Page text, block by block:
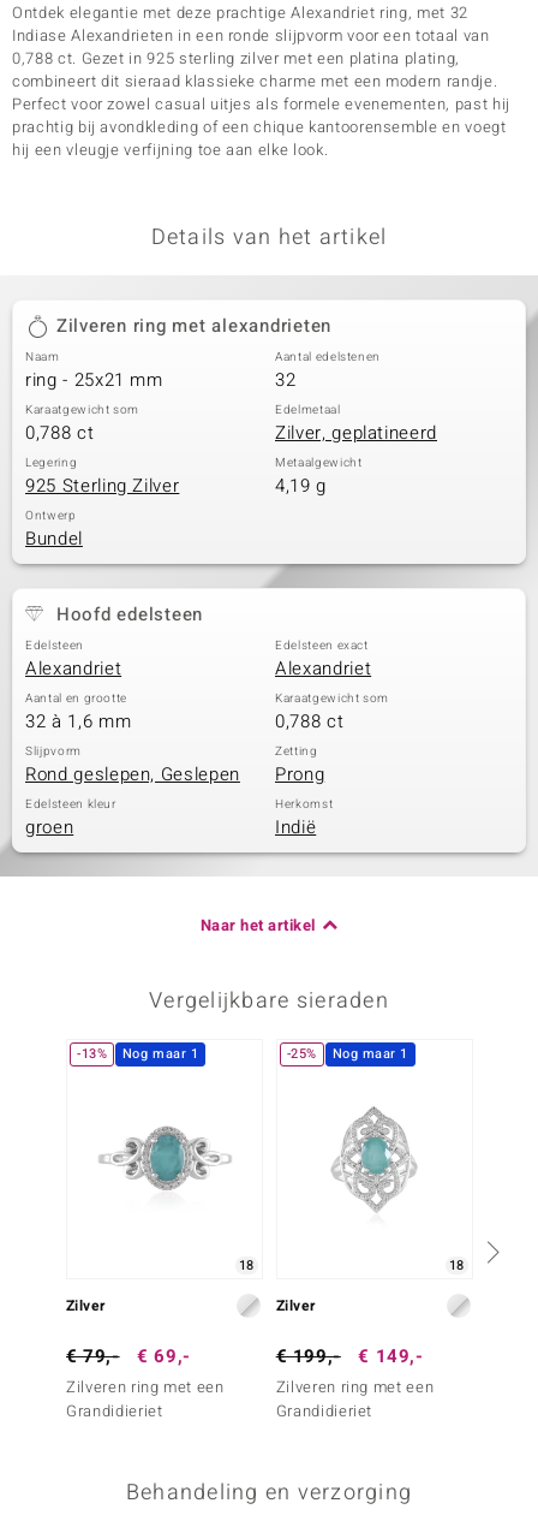
Ontdek elegantie met deze prachtige Alexandriet ring, met 32
Indiase Alexandrieten in een ronde slijpvorm voor een totaal van
0,788 ct. Gezet in 925 sterling zilver met een platina plating,
combineert dit sieraad klassieke charme met een modern randje.
Perfect voor zowel casual uitjes als formele evenementen, past hij
prachtig bij avondkleding of een chique kantoorensemble en voegt
hij een vleugje verfijning toe aan elke look.
Details van het artikel
Zilveren ring met alexandrieten
Naam
ring - 25x21 mm
Aantal edelstenen
32
Karaatgewicht som
0,788 ct
Edelmetaal
Zilver, geplatineerd
Legering
925 Sterling Zilver
Metaalgewicht
4,19 g
Ontwerp
Bundel
Hoofd edelsteen
Edelsteen
Alexandriet
Edelsteen exact
Alexandriet
Aantal en grootte
32 à 1,6 mm
Karaatgewicht som
0,788 ct
Slijpvorm
Rond geslepen, Geslepen
Zetting
Prong
Edelsteen kleur
groen
Herkomst
Indië
Naar het artikel
Vergelijkbare sieraden
-13% Nog maar 1
18
Zilver
€ 79,- € 69,-
Zilveren ring met een
Grandidieriet
-25% Nog maar 1
18
Zilver
€ 199,- € 149,-
Zilveren ring met een
Grandidieriet
Behandeling en verzorging